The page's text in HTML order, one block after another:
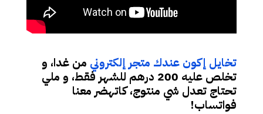
تخايل إكون عندك متجر إلكتروني من غدا، و
تخلص عليه 200 درهم للشهر فقط، و ملي
تحتاج تعدل شي منتوج، كاتهضر معنا
فواتساب!